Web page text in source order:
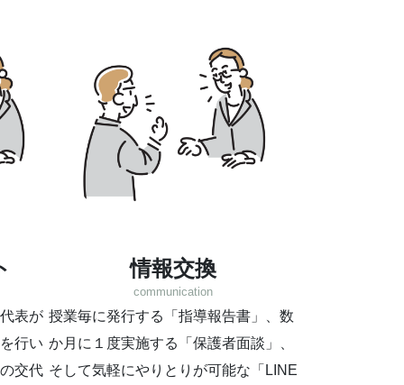
表が
行い
交代
情報交換
communication
授業毎に発行する「指導報告書」、数
か月に１度実施する「保護者面談」、
そして気軽にやりとりが可能な「LINE